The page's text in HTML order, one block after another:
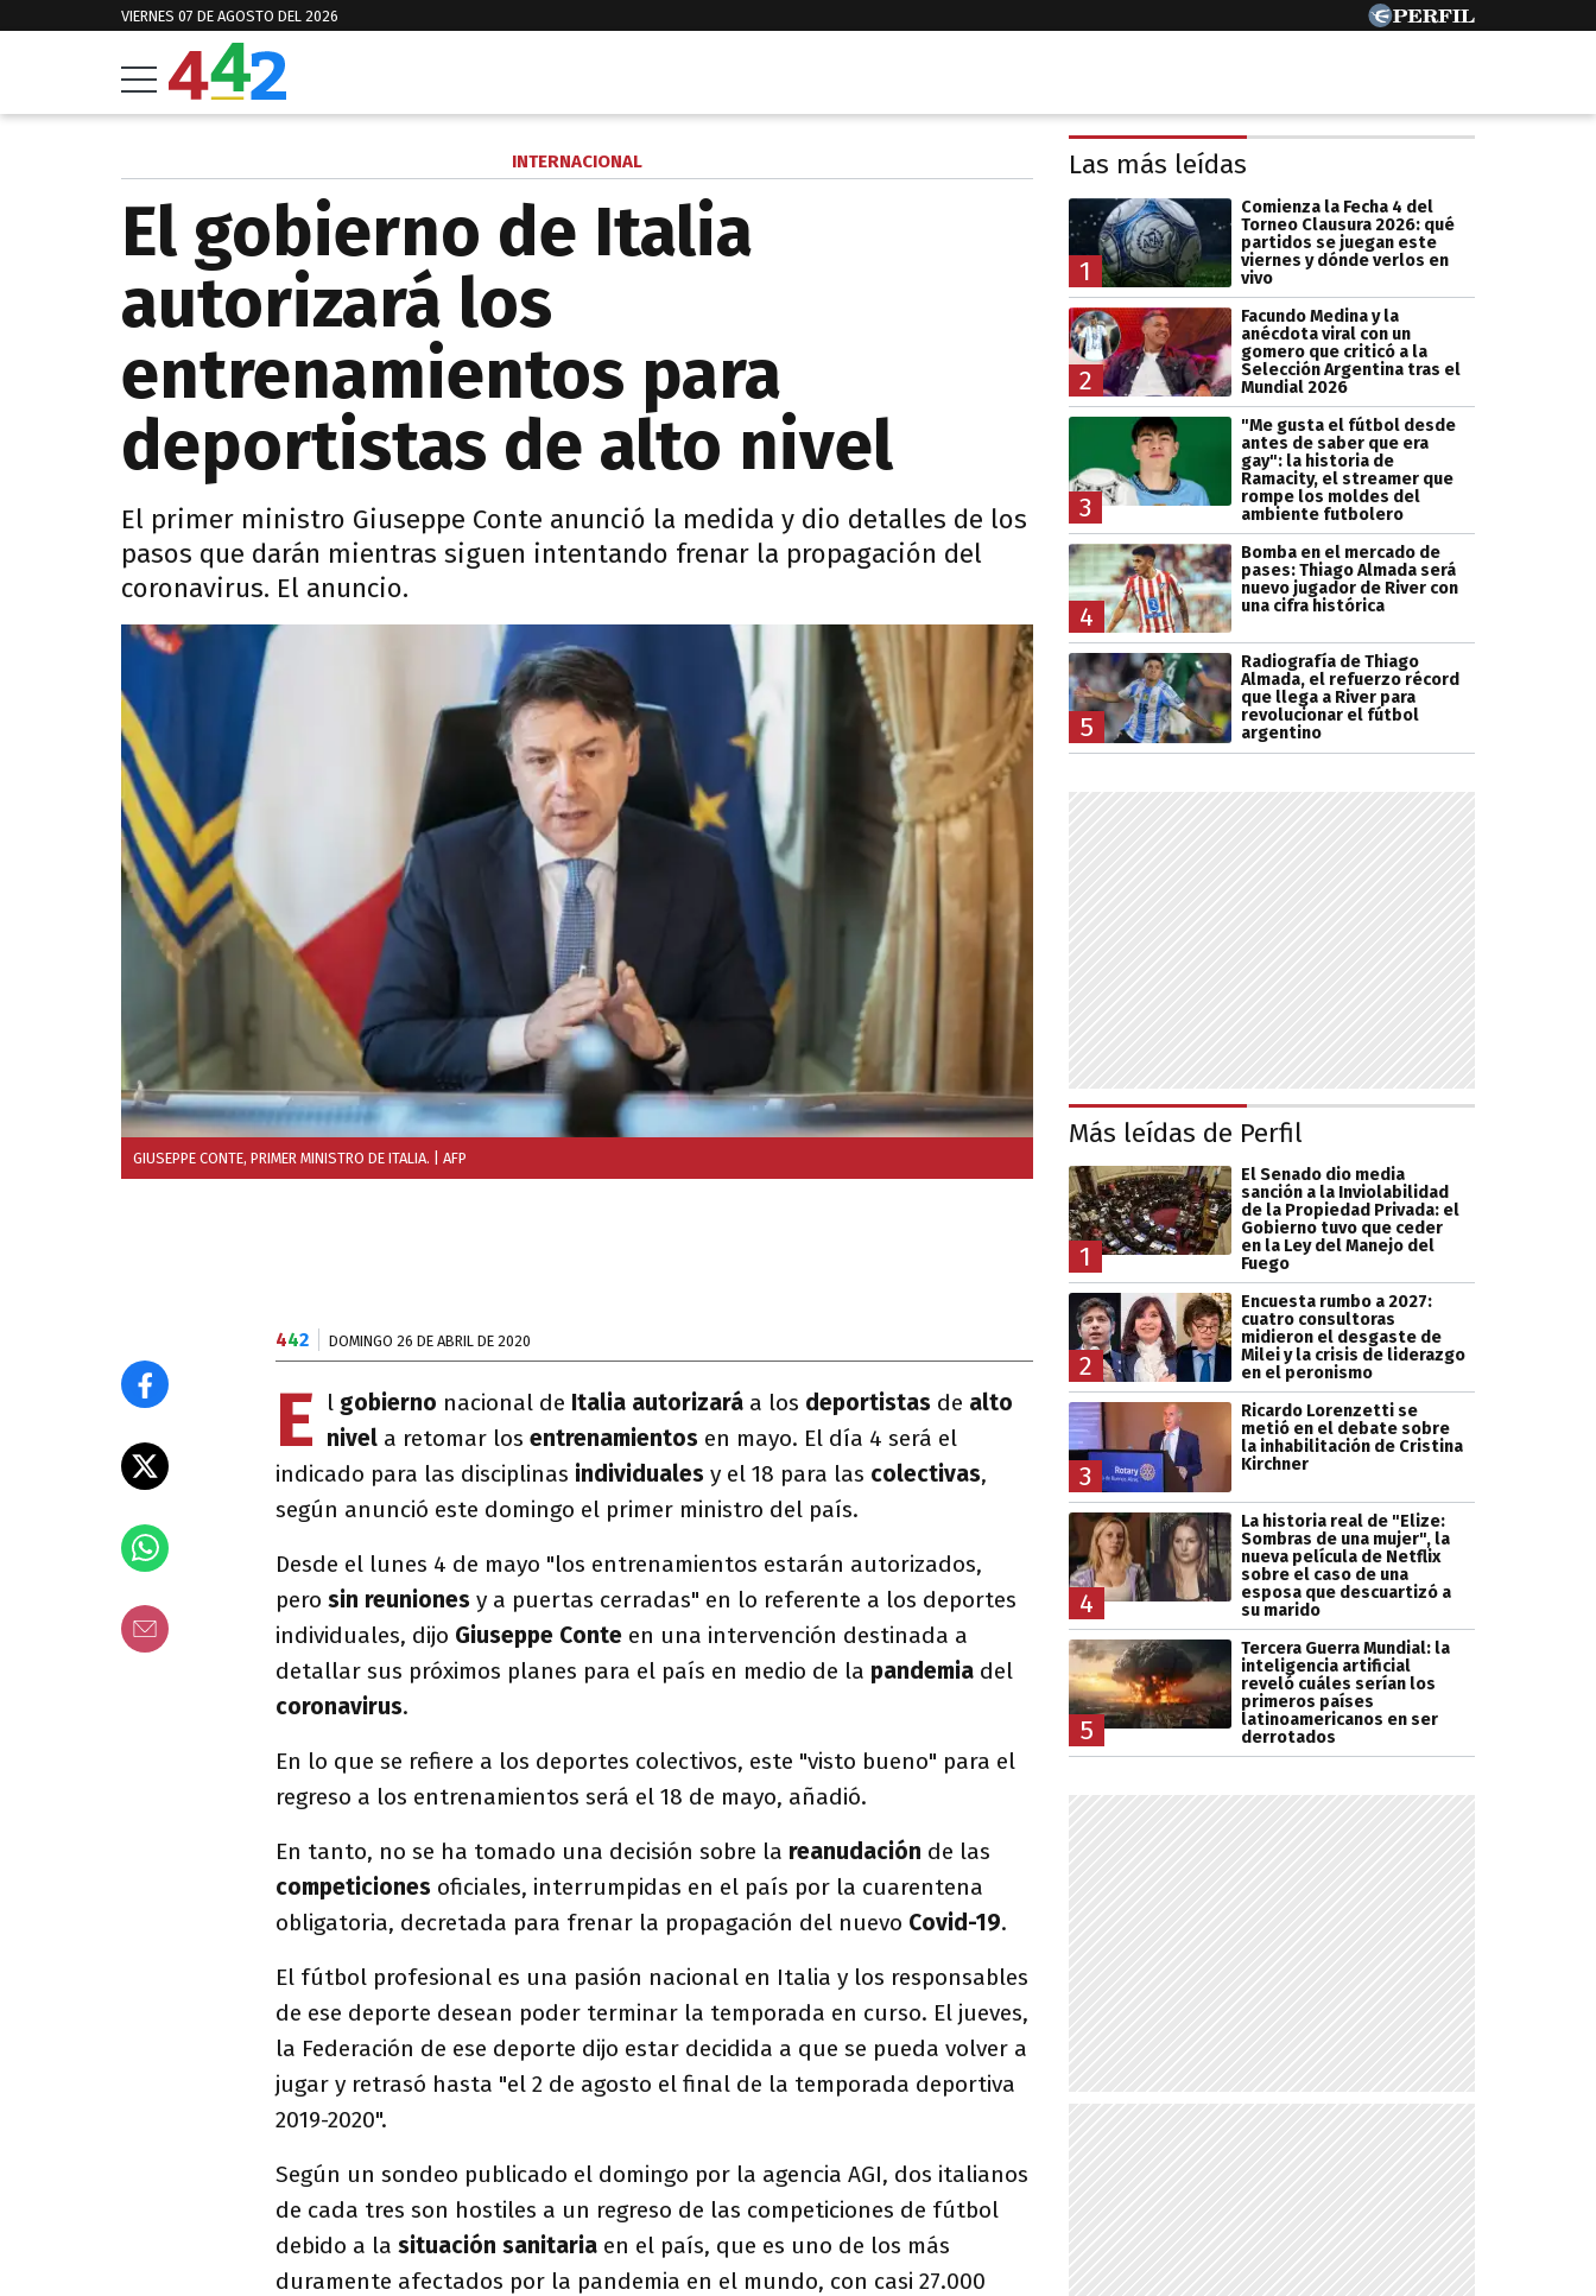
VIERNES 07 DE AGOSTO DEL 2026
INTERNACIONAL
El gobierno de Italia
autorizará los
entrenamientos para
deportistas de alto nivel
El primer ministro Giuseppe Conte anunció la medida y dio detalles de los
pasos que darán mientras siguen intentando frenar la propagación del
coronavirus. El anuncio.
GIUSEPPE CONTE, PRIMER MINISTRO DE ITALIA. | AFP
442 DOMINGO 26 DE ABRIL DE 2020
E l gobierno nacional de Italia autorizará a los deportistas de alto
nivel a retomar los entrenamientos en mayo. El día 4 será el
indicado para las disciplinas individuales y el 18 para las colectivas,
según anunció este domingo el primer ministro del país.
Desde el lunes 4 de mayo "los entrenamientos estarán autorizados,
pero sin reuniones y a puertas cerradas" en lo referente a los deportes
individuales, dijo Giuseppe Conte en una intervención destinada a
detallar sus próximos planes para el país en medio de la pandemia del
coronavirus.
En lo que se refiere a los deportes colectivos, este "visto bueno" para el
regreso a los entrenamientos será el 18 de mayo, añadió.
En tanto, no se ha tomado una decisión sobre la reanudación de las
competiciones oficiales, interrumpidas en el país por la cuarentena
obligatoria, decretada para frenar la propagación del nuevo Covid-19.
El fútbol profesional es una pasión nacional en Italia y los responsables
de ese deporte desean poder terminar la temporada en curso. El jueves,
la Federación de ese deporte dijo estar decidida a que se pueda volver a
jugar y retrasó hasta "el 2 de agosto el final de la temporada deportiva
2019-2020".
Según un sondeo publicado el domingo por la agencia AGI, dos italianos
de cada tres son hostiles a un regreso de las competiciones de fútbol
debido a la situación sanitaria en el país, que es uno de los más
duramente afectados por la pandemia en el mundo, con casi 27.000
Las más leídas
1
Comienza la Fecha 4 del
Torneo Clausura 2026: qué
partidos se juegan este
viernes y dónde verlos en
vivo
2
Facundo Medina y la
anécdota viral con un
gomero que criticó a la
Selección Argentina tras el
Mundial 2026
3
"Me gusta el fútbol desde
antes de saber que era
gay": la historia de
Ramacity, el streamer que
rompe los moldes del
ambiente futbolero
4
Bomba en el mercado de
pases: Thiago Almada será
nuevo jugador de River con
una cifra histórica
5
Radiografía de Thiago
Almada, el refuerzo récord
que llega a River para
revolucionar el fútbol
argentino
Más leídas de Perfil
1
El Senado dio media
sanción a la Inviolabilidad
de la Propiedad Privada: el
Gobierno tuvo que ceder
en la Ley del Manejo del
Fuego
2
Encuesta rumbo a 2027:
cuatro consultoras
midieron el desgaste de
Milei y la crisis de liderazgo
en el peronismo
3
Ricardo Lorenzetti se
metió en el debate sobre
la inhabilitación de Cristina
Kirchner
4
La historia real de "Elize:
Sombras de una mujer", la
nueva película de Netflix
sobre el caso de una
esposa que descuartizó a
su marido
5
Tercera Guerra Mundial: la
inteligencia artificial
reveló cuáles serían los
primeros países
latinoamericanos en ser
derrotados